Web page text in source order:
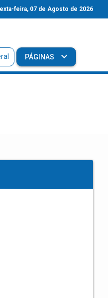
feira, 07 de Agosto de 2026
PÁGINAS